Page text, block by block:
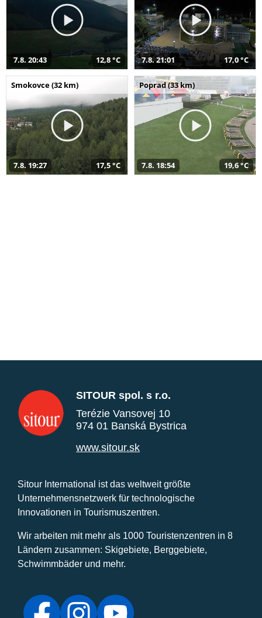
7.8. 20:43 12,8 °C 7.8. 21:01 17,0 °C
Smokovce (32 km)
7.8. 19:27 17,5 °C
Poprad (33 km)
7.8. 18:54 19,6 °C
SITOUR spol. s r.o.
Terézie Vansovej 10
974 01 Banská Bystrica
www.sitour.sk
Sitour International ist das weltweit größte
Unternehmensnetzwerk für technologische
Innovationen in Tourismuszentren.
Wir arbeiten mit mehr als 1000 Touristenzentren in 8
Ländern zusammen: Skigebiete, Berggebiete,
Schwimmbäder und mehr.